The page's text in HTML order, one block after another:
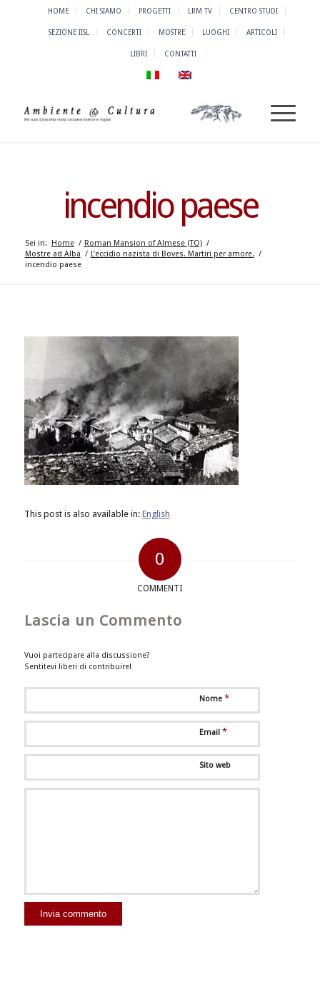
HOME CHI SIAMO PROGETTI LRM TV CENTRO STUDI
SEZIONE IISL CONCERTI MOSTRE LUOGHI ARTICOLI
LIBRI CONTATTI
incendio paese
Sei in: Home / Roman Mansion of Almese (TO) /
Mostre ad Alba / L’eccidio nazista di Boves. Martiri per amore. /
incendio paese
This post is also available in: English
0
COMMENTI
Lascia un Commento
Vuoi partecipare alla discussione?
Sentitevi liberi di contribuire!
Nome *
Email *
Sito web